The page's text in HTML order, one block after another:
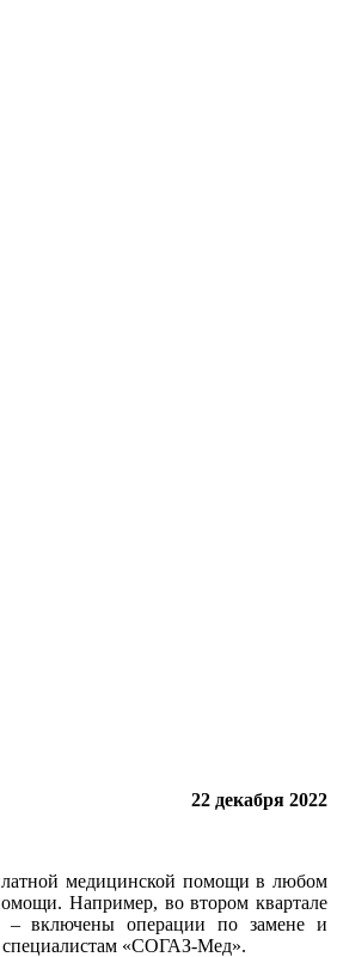
22 декабря 2022
медицинской помощи в любом
Например, во втором квартале
– включены операции по замене и
специалистам «СОГАЗ-Мед».